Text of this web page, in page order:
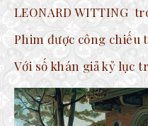
LEONARD WITTING
Phim được công chiếu
Với số khán giả kỷ lục